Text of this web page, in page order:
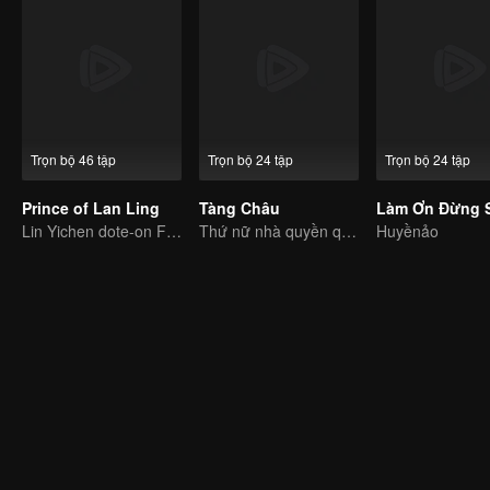
Trọn bộ 46 tập
Prince of Lan Ling
Lin Yichen dote-on Feng Shaofeng
Trọn bộ 24 tập
Tàng Châu
Thứ nữ nhà quyền quý lấy thân làm mồi nhử báo thù đến cùng
Trọn bộ 24 tập
Huyềnảo